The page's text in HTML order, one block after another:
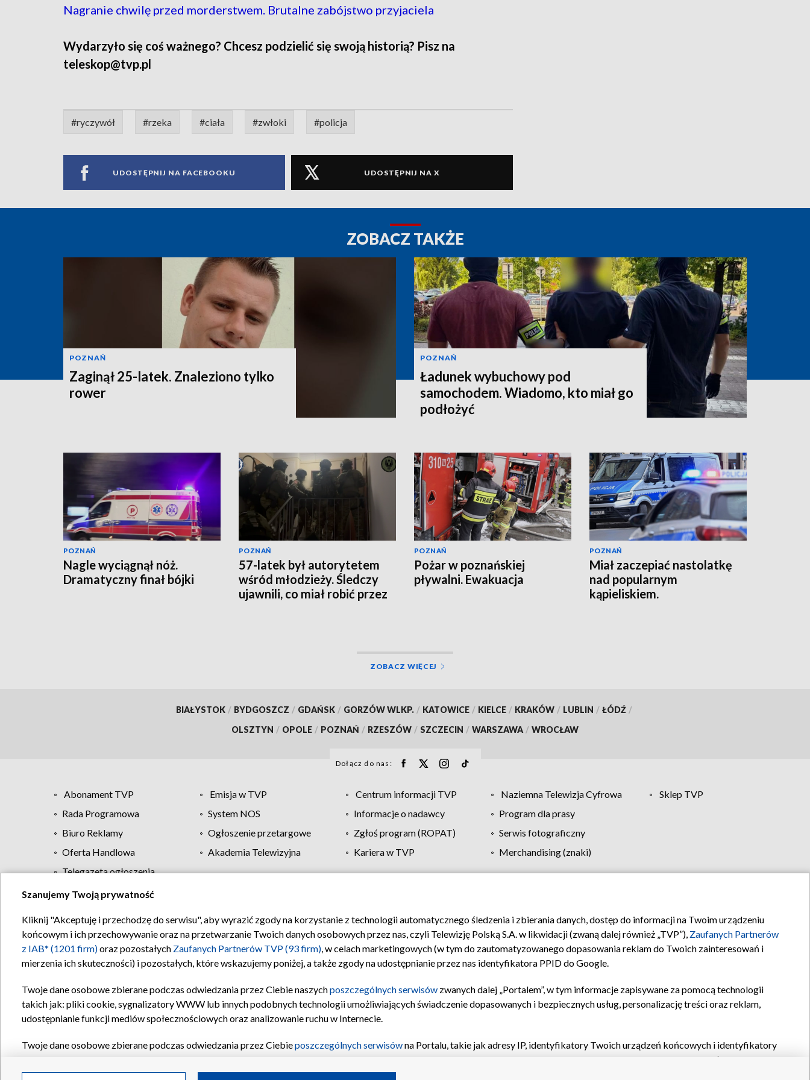
Nagranie chwilę przed morderstwem. Brutalne zabójstwo przyjaciela
Wydarzyło się coś ważnego? Chcesz podzielić się swoją historią? Pisz na
teleskop@tvp.pl
#ryczywół #rzeka #ciała #zwłoki #policja
UDOSTĘPNIJ NA FACEBOOKU UDOSTĘPNIJ NA X
ZOBACZ TAKŻE
POZNAŃ
Zaginął 25-latek. Znaleziono tylko
rower
POZNAŃ
Ładunek wybuchowy pod
samochodem. Wiadomo, kto miał go
podłożyć
POZNAŃ
Nagle wyciągnął nóż.
Dramatyczny finał bójki
POZNAŃ
57-latek był autorytetem
wśród młodzieży. Śledczy
ujawnili, co miał robić przez
POZNAŃ
Pożar w poznańskiej
pływalni. Ewakuacja
POZNAŃ
Miał zaczepiać nastolatkę
nad popularnym
kąpieliskiem.
ZOBACZ WIĘCEJ
BIAŁYSTOK / BYDGOSZCZ / GDAŃSK / GORZÓW WLKP. / KATOWICE / KIELCE / KRAKÓW / LUBLIN / ŁÓDŹ /
OLSZTYN / OPOLE / POZNAŃ / RZESZÓW / SZCZECIN / WARSZAWA / WROCŁAW
Dołącz do nas:
Abonament TVP Emisja w TVP Centrum informacji TVP Naziemna Telewizja Cyfrowa
Sklep TVP
Rada Programowa
System NOS Informacje o nadawcy
Program dla prasy
Biuro Reklamy
Ogłoszenie przetargowe Zgłoś program (ROPAT)
Serwis fotograficzny
Oferta Handlowa
Akademia Telewizyjna Kariera w TVP
Merchandising (znaki)
Telegazeta ogłoszenia
Regulamin TVP Polityka prywatności Moje zgody Pomoc Biuro reklamy Kontakt
Szanujemy Twoją prywatność
Kliknij "Akceptuję i przechodzę do serwisu", aby wyrazić zgody na korzystanie z technologii automatycznego śledzenia i zbierania danych, dostęp do informacji na Twoim urządzeniu
końcowym i ich przechowywanie oraz na przetwarzanie Twoich danych osobowych przez nas, czyli Telewizję Polską S.A. w likwidacji (zwaną dalej również „TVP”), Zaufanych Partnerów
z IAB* (1201 firm)oraz pozostałych Zaufanych Partnerów TVP (93 firm), w celach marketingowych (w tym do zautomatyzowanego dopasowania reklam do Twoich zainteresowań i
mierzenia ich skuteczności) i pozostałych, które wskazujemy poniżej, a także zgody na udostępnianie przez nas identyfikatora PPID do Google.
Twoje dane osobowe zbierane podczas odwiedzania przez Ciebie naszychposzczególnych serwisów zwanych dalej „Portalem”, w tym informacje zapisywane za pomocą technologii
takich jak: pliki cookie, sygnalizatory WWW lub innych podobnych technologii umożliwiających świadczenie dopasowanych i bezpiecznych usług, personalizację treści oraz reklam,
udostępnianie funkcji mediów społecznościowych oraz analizowanie ruchu w Internecie.
Twoje dane osobowe zbierane podczas odwiedzania przez Ciebieposzczególnych serwisówna Portalu, takie jak adresy IP, identyfikatory Twoich urządzeń końcowych i identyfikatory
oraz pozostałych
Partnerów TVPdla realizacji następujących celów i funkcji: przechowywania informacji na urządzeniu lub dostęp do nich, wyboru podstawowych reklam, wyboru spersonalizowanych